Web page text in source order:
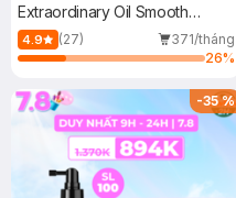
440mlx2
Extraordinary Oil Smooth
Shampoo & Conditioner
4.9 (27)
371/tháng
26%
-35%